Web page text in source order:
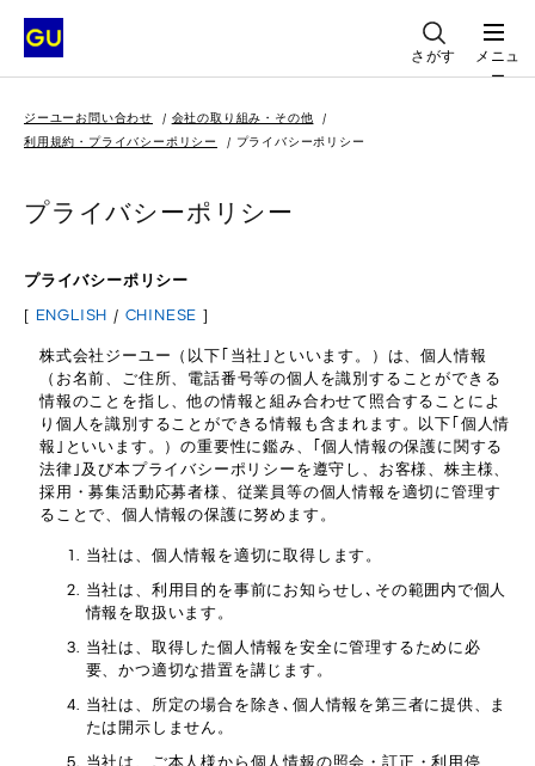
さがす
メニュ
ー
ジーユーお問い合わせ
会社の取り組み・その他
利用規約・プライバシーポリシー
プライバシーポリシー
プライバシーポリシー
プライバシーポリシー
[ ENGLISH / CHINESE ]
株式会社ジーユー（以下｢当社｣といいます。）は、個人情報
（お名前、ご住所、電話番号等の個人を識別することができる
情報のことを指し、他の情報と組み合わせて照合することによ
り個人を識別することができる情報も含まれます。以下｢個人情
報｣といいます。）の重要性に鑑み、｢個人情報の保護に関する
法律｣及び本プライバシーポリシーを遵守し、お客様、株主様、
採用・募集活動応募者様、従業員等の個人情報を適切に管理す
ることで、個人情報の保護に努めます。
当社は、個人情報を適切に取得します。
当社は、利用目的を事前にお知らせし､その範囲内で個人
情報を取扱います。
当社は、取得した個人情報を安全に管理するために必
要、かつ適切な措置を講じます。
当社は、所定の場合を除き､個人情報を第三者に提供、ま
たは開示しません。
当社は、ご本人様から個人情報の照会・訂正・利用停